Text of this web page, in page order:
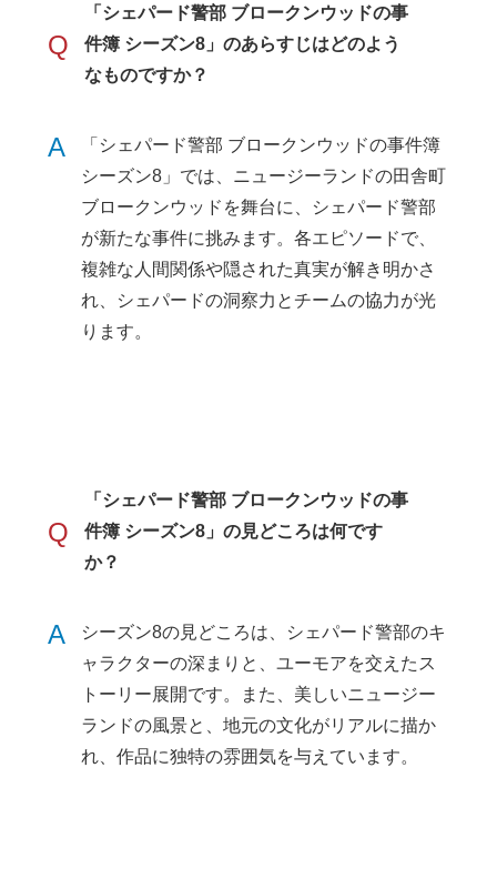
Q
「シェパード警部 ブロークンウッドの事
件簿 シーズン8」のあらすじはどのよう
なものですか？
A
「シェパード警部 ブロークンウッドの事件簿
シーズン8」では、ニュージーランドの田舎町
ブロークンウッドを舞台に、シェパード警部
が新たな事件に挑みます。各エピソードで、
複雑な人間関係や隠された真実が解き明かさ
れ、シェパードの洞察力とチームの協力が光
ります。
Q
「シェパード警部 ブロークンウッドの事
件簿 シーズン8」の見どころは何です
か？
A
シーズン8の見どころは、シェパード警部のキ
ャラクターの深まりと、ユーモアを交えたス
トーリー展開です。また、美しいニュージー
ランドの風景と、地元の文化がリアルに描か
れ、作品に独特の雰囲気を与えています。